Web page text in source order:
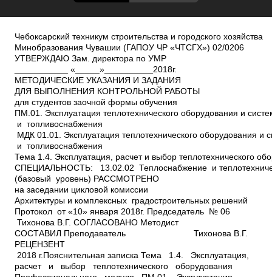
Чебоксарский техникум строительства и городского хозяйства Минобразования Чувашии (ГАПОУ ЧР «ЧТСГХ») 02/02­06 УТВЕРЖДАЮ Зам. директора по УМР ___________ «_____»__________2018г. МЕТОДИЧЕСКИЕ УКАЗАНИЯ И ЗАДАНИЯ ДЛЯ ВЫПОЛНЕНИЯ КОНТРОЛЬНОЙ РАБОТЫ для студентов заочной формы обучения ПМ.01. Эксплуатация теплотехнического оборудования и систем тепло­ и топливоснабжения МДК 01.01. Эксплуатация теплотехнического оборудования и систем тепло­ и топливоснабжения Тема 1.4. Эксплуатация, расчет и выбор теплотехнического оборудования СПЕЦИАЛЬНОСТЬ: 13.02.02 Теплоснабжение и теплотехническое оборудование (базовый уровень) РАССМОТРЕНО на заседании цикловой комиссии Архитектуры и комплексных градостроительных решений Протокол от «10» января 2018г. Председатель № 06 Тихонова В.Г. СОГЛАСОВАНО Методист СОСТАВИЛ Преподаватель Тихонова В.Г. РЕЦЕНЗЕНТ 2018 г.Пояснительная записка Тема 1.4. Эксплуатация, расчет и выбор теплотехнического оборудования Профессионального модуля ПМ.01. Эксплуатация теплотехнического оборудования и систем тепло­ и топливоснабжения МДК 01.01. Эксплуатация теплотехнического оборудования и систем тепло­ и топливоснабжения является частью основной профессиональной образовательной программы в соответствии с ФГОС по специальности 13.02.02 Теплоснабжение и теплотехническое оборудование в части освоения основного вида профессиональной деятельности (ВПД): Эксплуатация теплотехнического оборудования и систем тепло­ и топливоснабжения и соответствующих профессиональных компетенций: ПК 1.1. Осуществлять пуск и останов теплотехнического оборудования и систем тепло­ и топливоснабжения. ПК 1.2. Управлять режимами работы теплотехнического оборудования и систем тепло­ и топливоснабжения ПК 1.3. Осуществлять мероприятия по предупреждению, локализации и ликвидации аварий теплотехнического оборудования и систем тепло­ и топливоснабжения. С целью овладения указанным видом профессиональной деятельности и соответствующими профессиональными компетенциями обучающийся в ходе освоения профессионального модуля должен: иметь практический опыт: безопасной эксплуатации: ­ теплотехнического оборудования и систем тепло­ и топливоснабжения; ­ систем автоматики, оборудования и систем тепло­ и топливоснабжения; ­ приборов для измерения и учета тепловой энергии и энергоресурсов; контроля и управления: ­ топливоснабжения; ­ системами автоматического регулирования процесса производства, транспорта и распределения тепловой энергии; организации процессов: ­ бесперебойного теплоснабжения и контроля над гидравлическим и тепловым режимами тепловых сетей; ­ выполнения работ по повышению энергоэффективности теплотехнического оборудования и систем тепло­ и топливоснабжения; ­ внедрения энергосберегающих технологий в процессы производства передачи и распределения тепловой энергии. чтения, составления и расчёта принципиальных тепловых схем ТЭС, котельных и систем тепло­ и топливоснабжения; оформления технической документации в процессе эксплуатации теплотехнического оборудования и систем тепло­ и топливоснабжения; уметь: выполнять: ­ безопасный пуск, останов и обслуживание во время работы теплотехнического оборудования и систем тепло­ и топливоснабжения; ­ техническое освидетельствование теплотехнического оборудования и систем тепло­ и топливоснабжения; управления, сигнализации и защиты теплотехнического режимами работы теплотехнического оборудования и систем тепло­ итехническую документацию процесса эксплуатации теплотехнического ­ автоматическое и ручное регулирование процесса производства, транспорта и распределения тепловой энергии; ­ тепловой и аэродинамический расчёты котельных установок, гидравлический и механический расчёты газопроводов и тепловых сетей, тепловой расчет тепловых сетей; ­ расчет принципиальных тепловых схем ТЭС и котельных, систем тепло­ и топливоснабжения, выбирать по данным расчётов основное и вспомогательное оборудование. составлять ­ принципиальные тепловые схемы тепловых пунктов, котельных и ТЭС; ­ схемы тепловых сетей и систем топливоснабжения. оформлять оборудования и систем тепло­ и топливоснабжения; знать: устройство, принцип действия и характеристики: ­ основного и вспомогательного теплотехнического оборудования и систем тепло­ и топливоснабжения; ­ гидравлических машин; ­ тепловых двигателей; ­ систем автоматического регулирования, сигнализации и защиты теплотехнического оборудования и систем тепло­ и топливоснабжения; ­ приборов измерения параметров рабочих тел, расхода и учета энергоресурсов и тепловой энергии; правила: ­ устройства и безопасной эксплуатации паровых и водогрейных котлов, трубопроводов пара и горячей воды, сосудов работающих под давлением; ­ технической эксплуатации тепловых энергоустановок; ­ безопасности систем газораспределения и газопотребления; ­ ведения технической документации в процессе эксплуатации теплотехнического оборудования и систем тепло­ и топливоснабжения. методики: ­ теплового и аэродинамического расчёта котельных установок, гидравлического и механического расчета тепловых сетей и газопроводов, теплового расчёта тепловых сетей; ­ разработки и расчёта принципиальных тепловых схем ТЭС и котельных, систем тепло­ и топливоснабжения; ­ выбора по данным расчёта основного и вспомогательного оборудования ТЭС и котельных, систем тепло­ и топливоснабжения; ­ проведения гидравлических испытаний теплотехнического оборудования и систем тепло­ и топливоснабжения; основные положения: ­ федерального закона «Об энергосбережении»; ­ федерального закона «О промышленной безопасности опасных производственных объектов»; ­ нормативных документов (СНиП, ГОСТ, СП), предъявляемые к теплотехническому оборудованию, системам тепло­ и топливоснабжения; основные направления: ­ развития энергосберегающих технологий; ­ повышения энергоэффективности при производстве, транспорте и распределении тепловой энергии;Методические указания по изучению Тема 1.4. Эксплуатация, расчет и выбор теплотехнического оборудования ПМ.01. Эксплуатация теплотехнического оборудования и систем тепло­ и топливоснабжения МДК 01.01. Эксплуатация теплотехнического оборудования и систем тепло­ и топливоснабжения разработаны на основе рабочей программы ПМ.01. Эксплуатация теплотехнического оборудования и систем тепло­ и топливоснабжения в соответствии с основной профессиональной образовательной и теплотехническое программой по специальности оборудование (базовый уровень). Тема 1.4. Эксплуатация, расчет и выбор теплотехнического оборудования включают в себя следующие разделы: Раздел 1. Теплообменные аппараты Раздел 2. Выпарные, дистилляционные ректификационные установки Раздел 3. Сушильные установки Раздел 4. Конденсатное хозяйство предприятий Раздел 5. Использование вторичных энергетических ресурсов Раздел 6. Трансформаторы теплоты Теплоснабжение 13.02.02 Учебным планом предусмотрено выполнение одной контрольной работы. Варианты контрольных работ составлены применительно к действующей рабочей программе ПМ.01. Эксплуатация теплотехнического оборудования и систем тепло­ и топливоснабжения. Выполнение контрольных работ определяет степень усвоения студентами изученного материала и умения применять полученные знания на практике. Обзорные лекции проводятся по сложным для самостоятельного изучения темам программы. Проведение практических занятий предусматривает своей целью закрепление теоретических знаний и приобретение необходимых практических умений по программе ПМ.01. Эксплуатация теплотехнического оборудования и систем тепло­ и топливоснабжения. Изучение ПМ.01. Эксплуатация теплотехнического оборудования и систем тепло­ и топливоснабжения завершается экзаменом. Учебный материал рекомендуется изучать в той последовательности, которая дана в методических указаниях: ­ознакомление с методическими указаниями по темам; ­изучение программного материала по рекомендуемой литературе; ­составление ответов на вопросы самоконтроля, приведенные после каждой темы. Данные указания включают в себя:     Примерный тематический план Литература Методические указания и вопросы для самоконтроля по темам Задания на контрольные работы и методические указания по их выполнению Тема 1.4. Эксплуатация, расчет и выбор теплотехнического оборудования Примерный тематический план Введение. Общие сведения о теплотехническом оборудовании 1. Рекуперативные теплообменные аппараты непрерывного действия2. Рекуперативные теплообменные аппараты периодического действия 3. Расчет рекуперативных теплообменных аппаратов 4. Регенеративные теплообменные аппараты 5. Теплообменные аппараты со смешиванием теплоносителей 6. Теплообменные аппараты специального назначения 1. Выпарные установки 2. Дистилляционные и ректификационные установки 3. Теплообменные аппараты с химическими превращениями Раздел 1. Теплообменные аппараты Раздел 2. Выпарные, дистилляционные ректификационные установки Раздел 3. Сушильные установки вторичных 3. Использование низкотемпературных энергетических ресурсов 1. Процессы сушки и их расчет 2. Основные типы и конструкции сушильных установок 1. Отвод конденсата из теплопотребляющих аппаратов 2 Системы сбора и возврата конденсата 1.